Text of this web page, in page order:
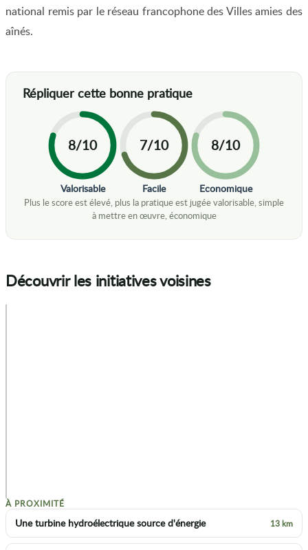
national remis par le réseau francophone des Villes amies des
aînés.
8/10
Valorisable
7/10
Facile
8/10
Economique
Découvrir les initiatives voisines
À PROXIMITÉ
Une turbine hydroélectrique source d'énergie 13 km